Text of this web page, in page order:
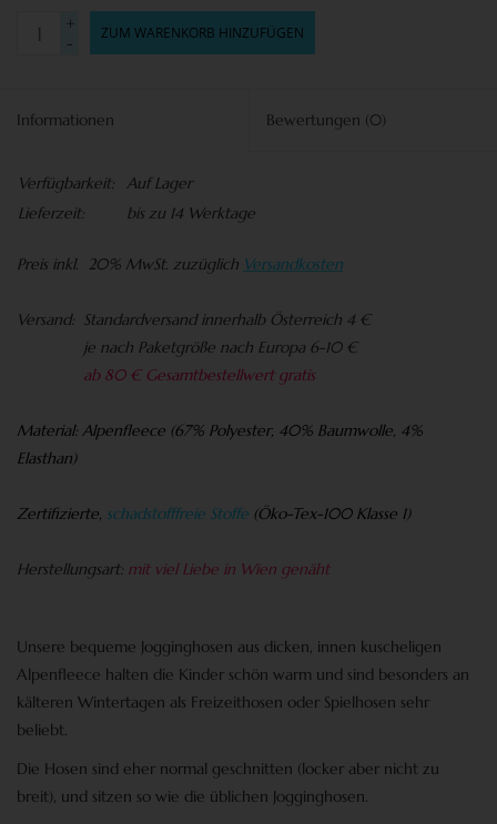
+
-
ZUM WARENKORB HINZUFÜGEN
Informationen Bewertungen (0)
Verfügbarkeit:
Auf Lager
Lieferzeit:
bis zu 14 Werktage
Preis inkl. 20% MwSt. zuzüglich Versandkosten
Versand: Standardversand innerhalb Österreich 4 €
je nach Paketgröße nach Europa 6-10 €
ab 80 € Gesamtbestellwert gratis
Material: Alpenfleece (67% Polyester, 40% Baumwolle, 4%
Elasthan)
Zertifizierte, schadstofffreie Stoffe (Öko-Tex-100 Klasse 1)
Herstellungsart: mit viel Liebe in Wien genäht
Unsere bequeme Jogginghosen aus dicken, innen kuscheligen
Alpenfleece halten die Kinder schön warm und sind besonders an
kälteren Wintertagen als Freizeithosen oder Spielhosen sehr
beliebt.
Die Hosen sind eher normal geschnitten (locker aber nicht zu
breit), und sitzen so wie die üblichen Jogginghosen.